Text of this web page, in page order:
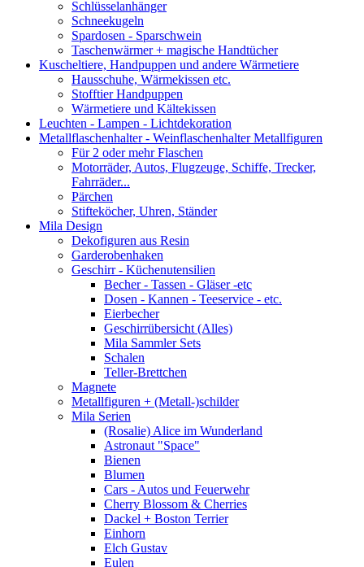
Schlüsselanhänger
Schneekugeln
Spardosen - Sparschwein
Taschenwärmer + magische Handtücher
Kuscheltiere, Handpuppen und andere Wärmetiere
Hausschuhe, Wärmekissen etc.
Stofftier Handpuppen
Wärmetiere und Kältekissen
Leuchten - Lampen - Lichtdekoration
Metallflaschenhalter - Weinflaschenhalter Metallfiguren
Für 2 oder mehr Flaschen
Motorräder, Autos, Flugzeuge, Schiffe, Trecker,
Fahrräder...
Pärchen
Stifteköcher, Uhren, Ständer
Mila Design
Dekofiguren aus Resin
Garderobenhaken
Geschirr - Küchenutensilien
Becher - Tassen - Gläser -etc
Dosen - Kannen - Teeservice - etc.
Eierbecher
Geschirrübersicht (Alles)
Mila Sammler Sets
Schalen
Teller-Brettchen
Magnete
Metallfiguren + (Metall-)schilder
Mila Serien
(Rosalie) Alice im Wunderland
Astronaut "Space"
Bienen
Blumen
Cars - Autos und Feuerwehr
Cherry Blossom & Cherries
Dackel + Boston Terrier
Einhorn
Elch Gustav
Eulen